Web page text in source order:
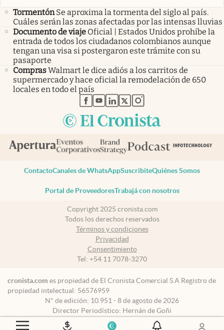
Tormentón Se aproxima la tormenta del siglo al país.
Cuáles serán las zonas afectadas por las intensas lluvias
Documento de viaje Oficial | Estados Unidos prohíbe la
entrada de todos los ciudadanos colombianos aunque
tengan una visa si postergaron este trámite con su
pasaporte
ComprasWalmart le dice adiós a los carritos de
supermercado y hace oficial la remodelación de 650
locales en todo el país
abre en nueva pestaña
abre en nueva pestaña
abre en nueva pestaña
abre en nueva pestaña
abre en nueva pestaña
ContactoCanales de WhatsAppSuscribiteQuiénes Somos
Portal de ProveedoresTrabajá con nosotros
Copyright 2025 cronista.com
Todos los derechos reservados
Términos y condiciones
Privacidad
Consentimiento
Tel: +54 11 7078-3270
cronista.com es propiedad de El Cronista Comercial S.A Registro de
propiedad intelectual: 56576959
N° de edición: 10.951 - 8 de agosto de 2026
Director Periodístico: Hernán de Goñi